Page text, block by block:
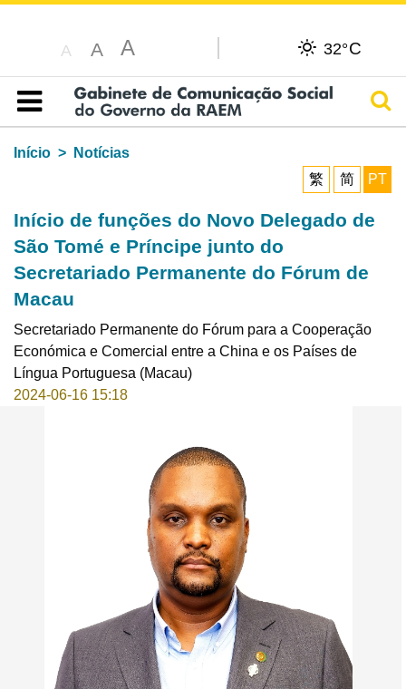
A A A 32°C
Índice
Início
Notícias
繁
简 PT
Início de funções do Novo Delegado de
São Tomé e Príncipe junto do
Secretariado Permanente do Fórum de
Macau
Secretariado Permanente do Fórum para a Cooperação
Económica e Comercial entre a China e os Países de
Língua Portuguesa (Macau)
2024-06-16 15:18